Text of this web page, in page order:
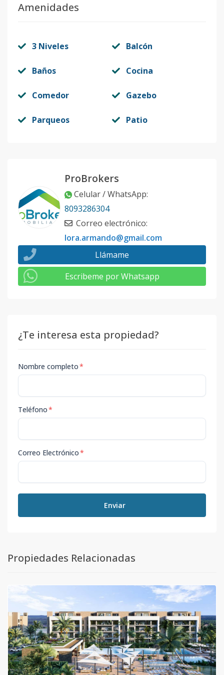
Código 2183-11
Código 2183-1
Amenidades
3 Niveles Balcón
Baños Cocina
Comedor Gazebo
Parqueos Patio
ProBrokers
Celular / WhatsApp:
8093286304
Correo electrónico:
lora.armando@gmail.com
Llámame
Escribeme por Whatsapp
¿Te interesa esta propiedad?
Nombre completo*
Teléfono*
Correo Electrónico*
Enviar
Propiedades Relacionadas